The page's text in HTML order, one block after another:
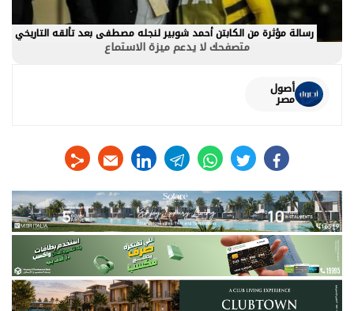
رسالة مؤثرة من الكابتن أحمد شوبير لنجله مصطفى بعد تألقه التاريخي
متصفحك لا يدعم ميزة الاستماع
أصول
مصر
facebook
twitter
whats
telegram
linkedin